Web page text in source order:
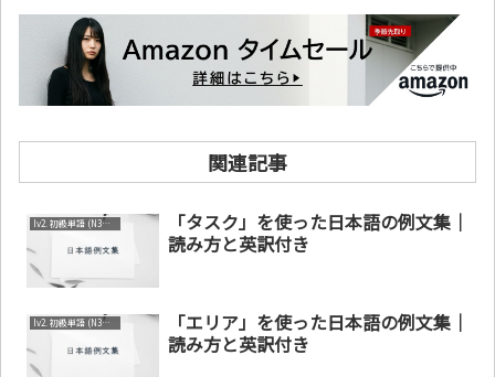
関連記事
lv2. 初級単語 (N3～N4)
「タスク」を使った日本語の例文集｜
読み方と英訳付き
lv2. 初級単語 (N3～N4)
「エリア」を使った日本語の例文集｜
読み方と英訳付き